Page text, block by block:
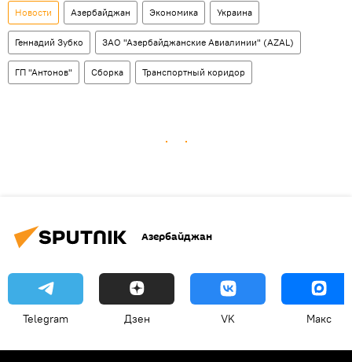
Новости Азербайджан Экономика Украина
Геннадий Зубко ЗАО "Азербайджанские Авиалинии" (AZAL)
ГП "Антонов" Сборка Транспортный коридор
Азербайджан
Telegram Дзен VK Макс